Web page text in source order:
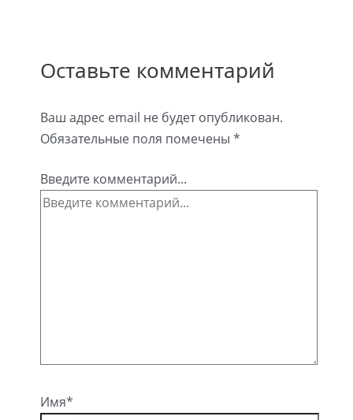
Оставьте комментарий
Ваш адрес email не будет опубликован.
Обязательные поля помечены *
Введите комментарий...
Имя*